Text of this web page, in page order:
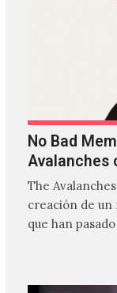
No Bad
Avalanches
The
creación de un
que han